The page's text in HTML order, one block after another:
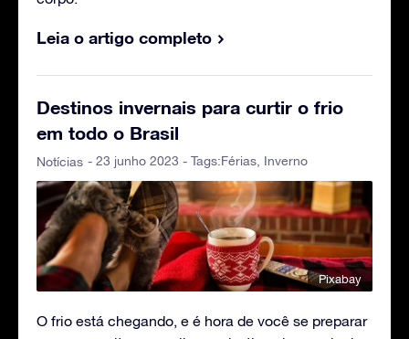
Leia o artigo completo
Destinos invernais para curtir o frio
em todo o Brasil
Notícias - 23 junho 2023 - Tags:Férias Inverno
Pixabay
O frio está chegando, e é hora de você se preparar